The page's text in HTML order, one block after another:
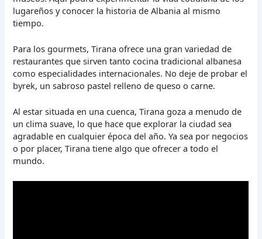
lugareños y conocer la historia de Albania al mismo
tiempo.
Para los gourmets, Tirana ofrece una gran variedad de
restaurantes que sirven tanto cocina tradicional albanesa
como especialidades internacionales. No deje de probar el
byrek, un sabroso pastel relleno de queso o carne.
Al estar situada en una cuenca, Tirana goza a menudo de
un clima suave, lo que hace que explorar la ciudad sea
agradable en cualquier época del año. Ya sea por negocios
o por placer, Tirana tiene algo que ofrecer a todo el
mundo.